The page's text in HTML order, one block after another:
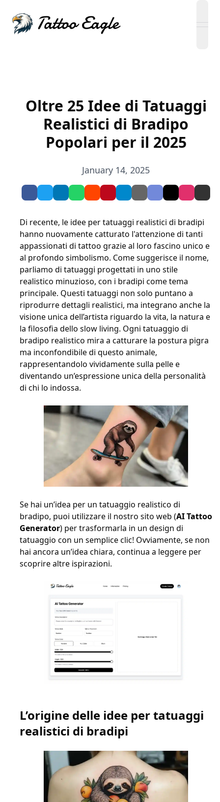
Oltre 25 Idee di Tatuaggi
Realistici di Bradipo
Popolari per il 2025
January 14, 2025
Di recente, le idee per tatuaggi realistici di bradipi
hanno nuovamente catturato l'attenzione di tanti
appassionati di tattoo grazie al loro fascino unico e
al profondo simbolismo. Come suggerisce il nome,
parliamo di tatuaggi progettati in uno stile
realistico minuzioso, con i bradipi come tema
principale. Questi tatuaggi non solo puntano a
riprodurre dettagli realistici, ma integrano anche la
visione unica dell’artista riguardo la vita, la natura e
la filosofia dello slow living. Ogni tatuaggio di
bradipo realistico mira a catturare la postura pigra
ma inconfondibile di questo animale,
rappresentandolo vividamente sulla pelle e
diventando un’espressione unica della personalità
di chi lo indossa.
Se hai un’idea per un tatuaggio realistico di
bradipo, puoi utilizzare il nostro sito web (AI Tattoo
Generator) per trasformarla in un design di
tatuaggio con un semplice clic! Ovviamente, se non
hai ancora un’idea chiara, continua a leggere per
scoprire altre ispirazioni.
L’origine delle idee per tatuaggi
realistici di bradipi